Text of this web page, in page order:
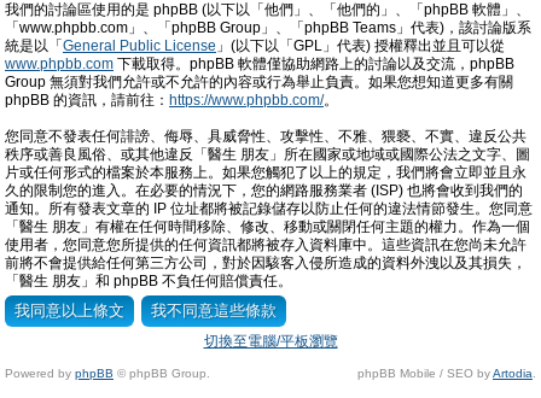
我們的討論區使用的是 phpBB (以下以「他們」、「他們的」、「phpBB 軟體」、
「www.phpbb.com」、「phpBB Group」、「phpBB Teams」代表)，該討論版系
統是以「 General Public License 」(以下以「GPL」代表) 授權釋出並且可以從
www.phpbb.com 下載取得。phpBB 軟體僅協助網路上的討論以及交流，phpBB
Group 無須對我們允許或不允許的內容或行為舉止負責。如果您想知道更多有關
phpBB 的資訊，請前往： https://www.phpbb.com/。
您同意不發表任何誹謗、侮辱、具威脅性、攻擊性、不雅、猥褻、不實、違反公共
秩序或善良風俗、或其他違反「醫生 朋友」所在國家或地域或國際公法之文字、圖
片或任何形式的檔案於本服務上。如果您觸犯了以上的規定，我們將會立即並且永
久的限制您的進入。在必要的情況下，您的網路服務業者 (ISP) 也將會收到我們的
通知。所有發表文章的 IP 位址都將被記錄儲存以防止任何的違法情節發生。您同意
「醫生 朋友」有權在任何時間移除、修改、移動或關閉任何主題的權力。作為一個
使用者，您同意您所提供的任何資訊都將被存入資料庫中。這些資訊在您尚未允許
前將不會提供給任何第三方公司，對於因駭客入侵所造成的資料外洩以及其損失，
「醫生 朋友」和 phpBB 不負任何賠償責任。
切換至電腦/平板瀏覽
Powered by phpBB © phpBB Group. phpBB Mobile / SEO byArtodia